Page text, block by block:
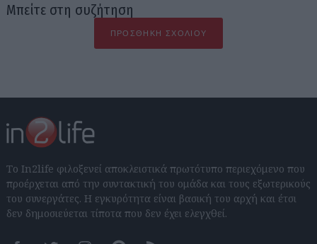
Μπείτε στη συζήτηση
ΠΡΟΣΘΉΚΗ ΣΧΟΛΊΟΥ
Το In2life φιλοξενεί αποκλειστικά πρωτότυπο περιεχόμενο που
προέρχεται από την συντακτική του ομάδα και τους εξωτερικούς
του συνεργάτες. Η εγκυρότητα είναι βασική του αρχή και έτσι
δεν δημοσιεύεται τίποτα που δεν έχει ελεγχθεί.